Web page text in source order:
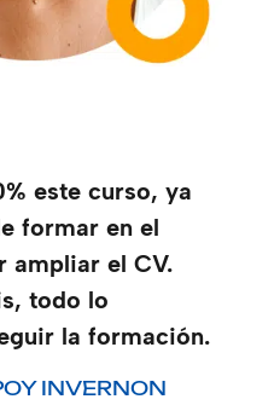
este curso, ya
formar en el
ampliar el CV.
todo lo
la formación.
INVERNON